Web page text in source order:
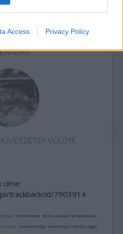
Access Privacy Policy
VÖLGYE
címe:
trackback/id/7903914
értelmében felhasználói tartalomnak
üzemeltetője semmilyen felelősséget